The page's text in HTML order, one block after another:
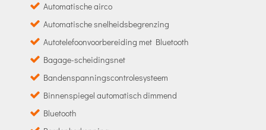
Automatische airco
Automatische snelheidsbegrenzing
Autotelefoonvoorbereiding met Bluetooth
Bagage-scheidingsnet
Bandenspanningscontrolesysteem
Binnenspiegel automatisch dimmend
Bluetooth